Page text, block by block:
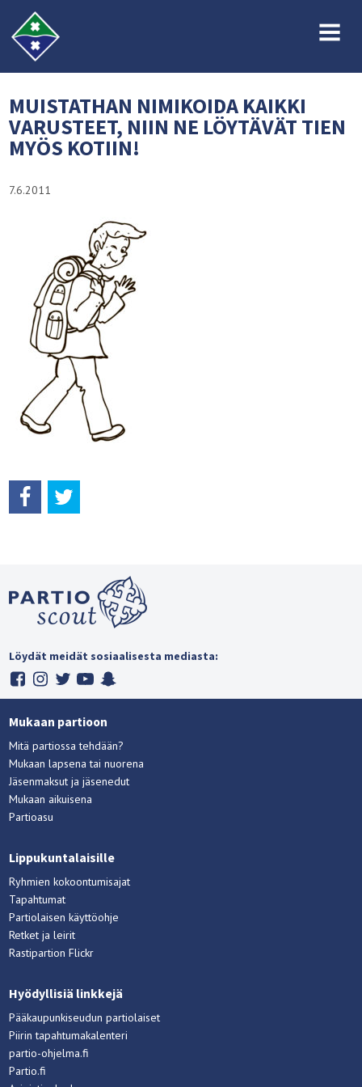
MENU
MUISTATHAN NIMIKOIDA KAIKKI
VARUSTEET, NIIN NE LÖYTÄVÄT TIEN
MYÖS KOTIIN!
7.6.2011
Löydät meidät sosiaalisesta mediasta:
Mukaan partioon
Mitä partiossa tehdään?
Mukaan lapsena tai nuorena
Jäsenmaksut ja jäsenedut
Mukaan aikuisena
Partioasu
Lippukuntalaisille
Ryhmien kokoontumisajat
Tapahtumat
Partiolaisen käyttöohje
Retket ja leirit
Rastipartion Flickr
Hyödyllisiä linkkejä
Pääkaupunkiseudun partiolaiset
Piirin tapahtumakalenteri
partio-ohjelma.fi
Partio.fi